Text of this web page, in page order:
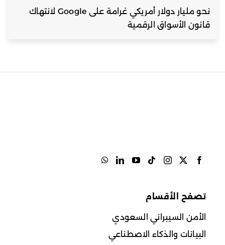
نحو مليار دولار أمريكي غرامة على Google لانتهاك
قانون الأسواق الرقمية
تصفح الأقسام
الأمن السيبراني السعودي
البيانات والذكاء الاصطناعي